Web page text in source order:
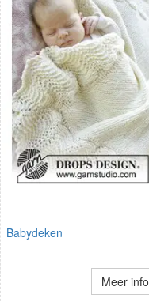
Babydeken
Meer info